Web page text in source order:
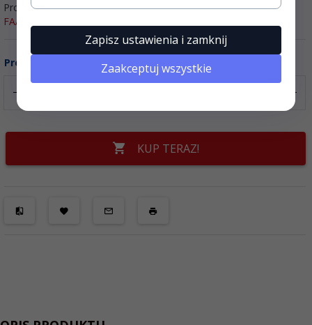
Producent:
FAAC
Produkt dostępny na zamówienie
KUP TERAZ!
Zapisz ustawienia i zamknij
Zaakceptuj wszystkie